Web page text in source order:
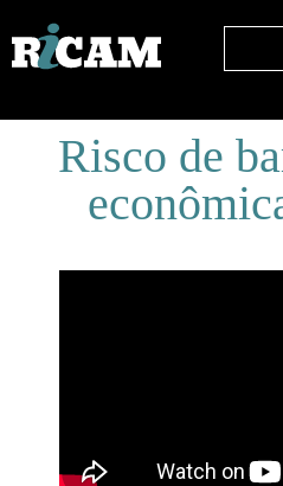
Risco de